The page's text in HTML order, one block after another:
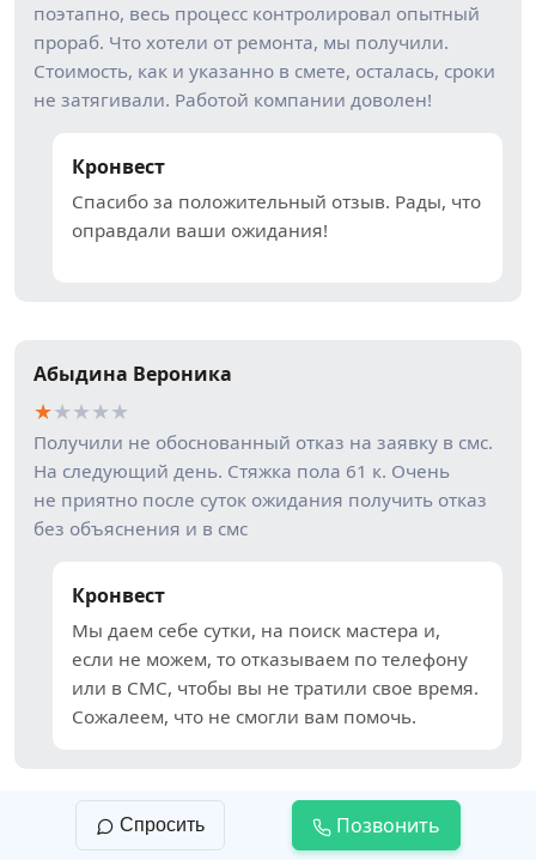
поэтапно, весь процесс контролировал опытный
прораб. Что хотели от ремонта, мы получили.
Стоимость, как и указанно в смете, осталась, сроки
не затягивали. Работой компании доволен!
Кронвест
Спасибо за положительный отзыв. Рады, что
оправдали ваши ожидания!
Абыдина Вероника
★★★★★
Получили не обоснованный отказ на заявку в смс.
На следующий день. Стяжка пола 61 к. Очень
не приятно после суток ожидания получить отказ
без объяснения и в смс
Кронвест
Мы даем себе сутки, на поиск мастера и,
если не можем, то отказываем по телефону
или в СМС, чтобы вы не тратили свое время.
Сожалеем, что не смогли вам помочь.
Наталия
Спросить Позвонить